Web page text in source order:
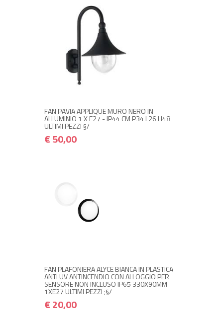
FAN PAVIA APPLIQUE MURO NERO IN
ALLUMINIO 1 X E27 - IP44 CM P34 L26 H48
ULTIMI PEZZI §/
€ 50,00
+ ACQUISTA
FAN PLAFONIERA ALYCE BIANCA IN PLASTICA
ANTI UV ANTINCENDIO CON ALLOGGIO PER
SENSORE NON INCLUSO IP65 330X90MM
1XE27 ULTIMI PEZZI ;§/
€ 20,00
+ ACQUISTA